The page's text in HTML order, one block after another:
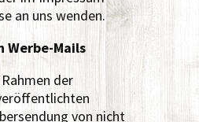
an uns wenden.
Werbe-Mails
der
von nicht